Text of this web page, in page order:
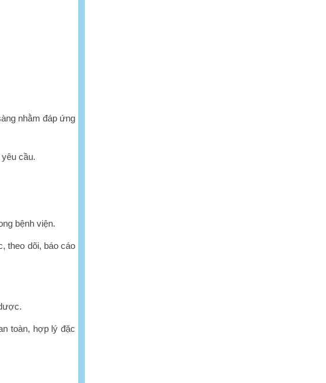
nhằm đáp ứng
cầu.
bệnh viện.
theo dõi, báo cáo
toàn, hợp lý đặc